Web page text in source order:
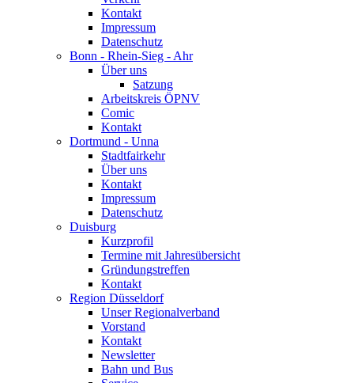
Kontakt
Impressum
Datenschutz
Bonn - Rhein-Sieg - Ahr
Über uns
Satzung
Arbeitskreis ÖPNV
Comic
Kontakt
Dortmund - Unna
Stadtfairkehr
Über uns
Kontakt
Impressum
Datenschutz
Duisburg
Kurzprofil
Termine mit Jahresübersicht
Gründungstreffen
Kontakt
Region Düsseldorf
Unser Regionalverband
Vorstand
Kontakt
Newsletter
Bahn und Bus